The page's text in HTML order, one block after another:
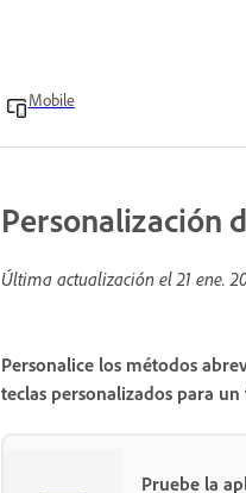
Mobile
Personalización
Última actualización el21 ene.
Personalice los métodos
teclas personalizados para
Pruebe la